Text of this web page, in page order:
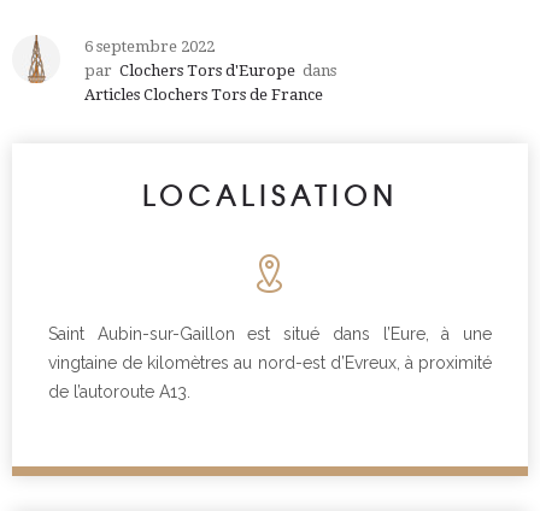
6 septembre 2022
par Clochers Tors d'Europe dans
Articles Clochers Tors de France
LOCALISATION
Saint Aubin-sur-Gaillon est situé dans l’Eure, à une
vingtaine de kilomètres au nord-est d’Evreux, à proximité
de l’autoroute A13.